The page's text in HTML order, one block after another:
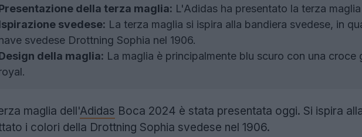
della terza maglia: L'Adidas ha presentato la terza
svedese: La terza maglia si ispira alla bandiera svedese, in
svedese Drottning Sophia nel 1906.
della maglia: La maglia è principalmente blu scuro con una
maglia dell'Adidas Boca 2024 è stata presentata oggi. Si ispira
i colori della Drottning Sophia svedese nel 1906.